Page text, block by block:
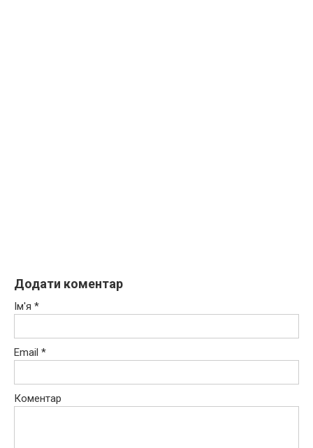
Додати коментар
Ім'я *
Email *
Коментар